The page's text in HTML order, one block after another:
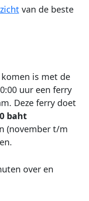
van de beste
is met de
uur een ferry
Deze ferry doet
baht
(november t/m
over en